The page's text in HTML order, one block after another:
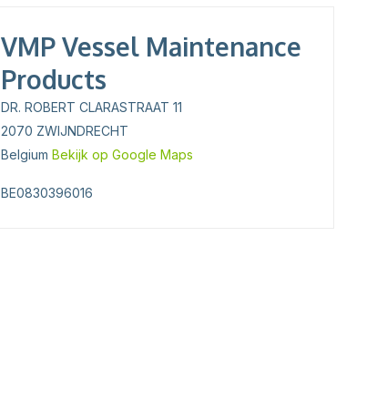
VMP Vessel Maintenance
Products
DR. ROBERT CLARASTRAAT 11
2070 ZWIJNDRECHT
BelgiumBekijk op Google Maps
BE0830396016